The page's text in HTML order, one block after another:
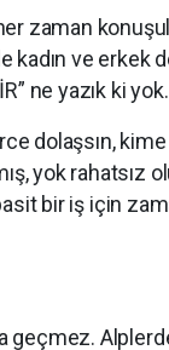
zaman
kadın ve erkek
ne yazık ki yok.
dolaşsın,
yok rahatsız
bir iş için